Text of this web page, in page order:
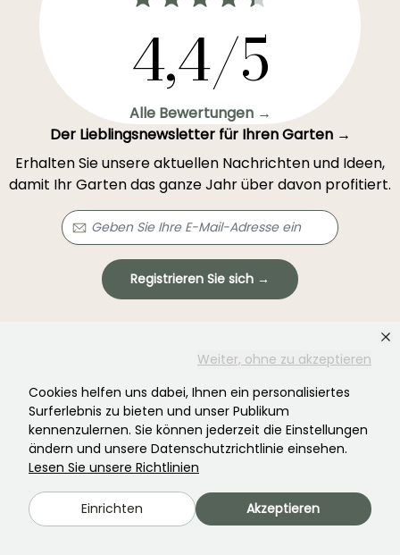
Weiter, ohne zu akzeptieren
Cookies helfen uns dabei, Ihnen ein personalisiertes
Surferlebnis zu bieten und unser Publikum
kennenzulernen. Sie können jederzeit die Einstellungen
ändern und unsere Datenschutzrichtlinie einsehen.
Lesen Sie unsere Richtlinien
Einrichten Akzeptieren
4,4/5
Alle Bewertungen →
Der Lieblingsnewsletter für Ihren Garten →
Erhalten Sie unsere aktuellen Nachrichten und Ideen,
damit Ihr Garten das ganze Jahr über davon profitiert.
Registrieren Sie sich →
Haben Sie nicht gefunden, was Sie gesucht
haben?